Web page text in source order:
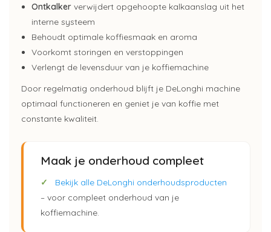
Ontkalkerverwijdert opgehoopte kalkaanslag uit het
interne systeem
Behoudt optimale koffiesmaak en aroma
Voorkomt storingen en verstoppingen
Verlengt de levensduur van je koffiemachine
Door regelmatig onderhoud blijft je DeLonghi machine
optimaal functioneren en geniet je van koffie met
constante kwaliteit.
Maak je onderhoud compleet
✓
Bekijk alle DeLonghi onderhoudsproducten
– voor compleet onderhoud van je
koffiemachine.